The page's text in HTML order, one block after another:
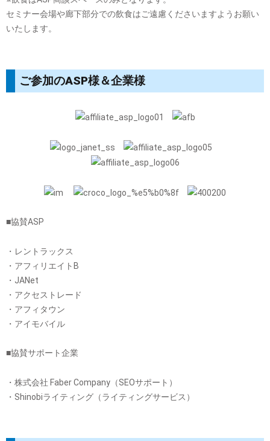
セミナー会場や廊下部分での飲食はご遠慮くださいますようお願い
いたします。
ご参加のASP様＆企業様
■協賛ASP
・レントラックス
・アフィリエイトB
・JANet
・アクセストレード
・アフィタウン
・アイモバイル
■協賛サポート企業
・株式会社 Faber Company（SEOサポート）
・Shinobiライティング（ライティングサービス）